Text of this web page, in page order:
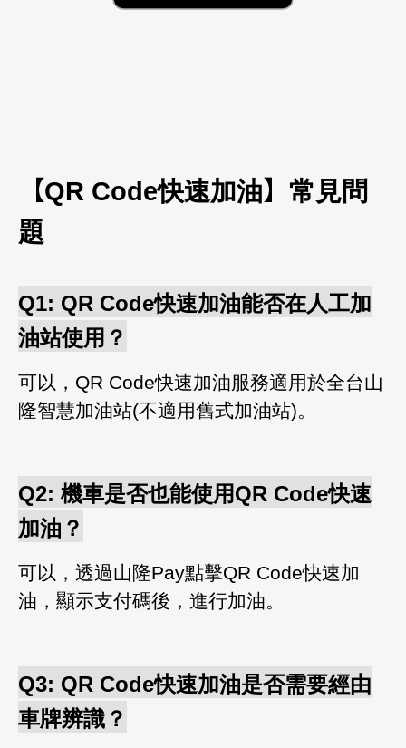
【QR Code快速加油】
常見問
題
Q1: QR Code快速加油能否在人工加
油站使用？
可以，QR Code快速加油服務適用於全台山
隆智慧加油站(不適用舊式加油站)。
Q2: 機車是否也能使用QR Code快速
加油？
可以，透過山隆Pay點擊QR Code快速加
油，顯示支付碼後，進行加油。
Q3: QR Code快速加油是否需要經由
車牌辨識？